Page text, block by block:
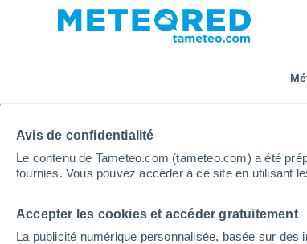
Avis de confidentialité
Le contenu de Tameteo.com (tameteo.com) a été
fournies. Vous pouvez accéder à ce site en utilisant
Accepter les cookies et accéder gratuitement
La publicité numérique personnalisée, basée sur
Accueil Belgique Région Wallonne